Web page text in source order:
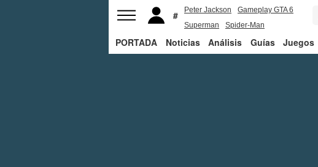
Peter Jackson
Gameplay GTA 6
Superman
Spider-Man
PORTADA Noticias Análisis Guías Juegos